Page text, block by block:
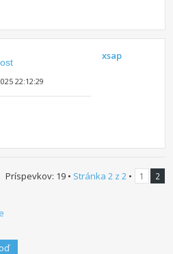
22:12:29
xsap
Príspevkov: 19 • Stránka 2z 2• 1 2